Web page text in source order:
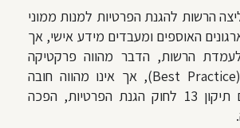
המליצה הרשות להגנת הפרטיות למנות ממוני
האוספים ומעבדים מידע אישי, אך
לעמדת הרשות, הדבר מהווה פרקטיקה
ראויה ומומלצת (Best Practice), אך אינו מהווה חובה
חוקית. אלא שעם תיקון 13 לחוק הגנת הפרטיות, הפכה